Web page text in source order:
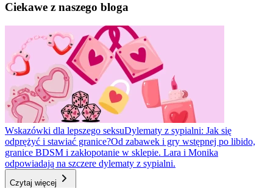
Ciekawe z naszego bloga
Wskazówki dla lepszego seksuDylematy z sypialni: Jak się
odprężyć i stawiać granice?Od zabawek i gry wstępnej po libido,
granice BDSM i zakłopotanie w sklepie. Lara i Monika
odpowiadają na szczere dylematy z sypialni.
Czytaj więcej